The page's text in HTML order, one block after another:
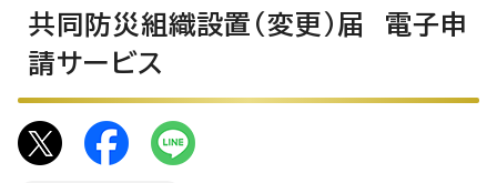
共同防災組織設置（変更）届 電子申
請サービス